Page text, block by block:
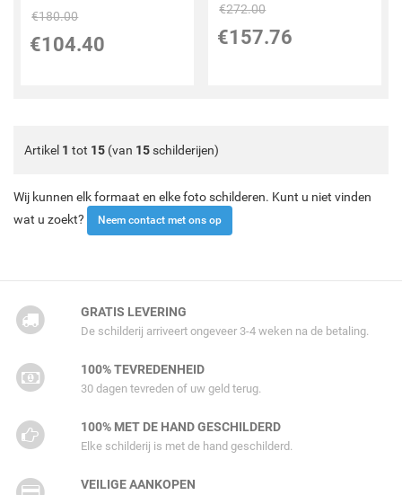
€180.00
€104.40
€272.00
€157.76
Artikel 1 tot 15 (van 15schilderijen)
Wij kunnen elk formaat en elke foto schilderen. Kunt u niet vinden
wat u zoekt?
Neem contact met ons op
GRATIS LEVERING
De schilderij arriveert ongeveer 3-4 weken na de betaling.
100% TEVREDENHEID
30 dagen tevreden of uw geld terug.
100% MET DE HAND GESCHILDERD
Elke schilderij is met de hand geschilderd.
VEILIGE AANKOPEN